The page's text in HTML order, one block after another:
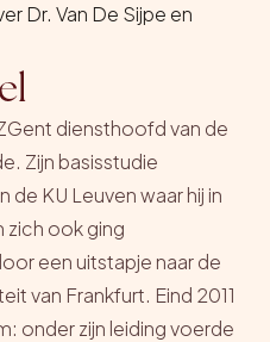
Dr. Van De Sijpe en
diensthoofd van de
Zijn basisstudie
de KU Leuven waar hij in
zich ook ging
een uitstapje naar de
van Frankfurt. Eind 2011
onder zijn leiding voerde